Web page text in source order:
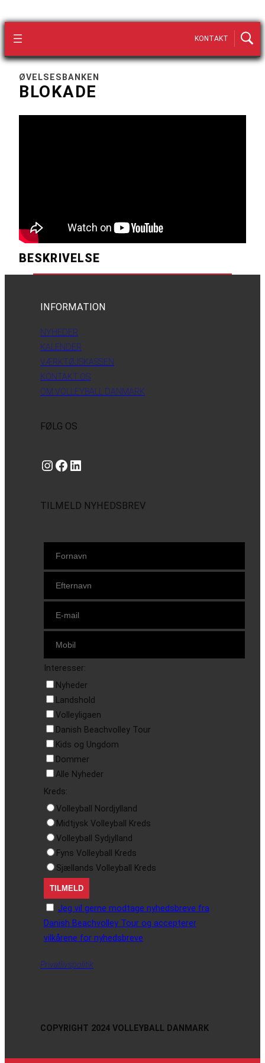
KONTAKT
ØVELSESBANKEN
BLOKADE
BESKRIVELSE
INFORMATION
NYHEDER
KALENDER
VÆRKTØJSKASSEN
KONTAKT OS
OM VOLLEYBALL DANMARK
FØLG OS
Instagram https://www.facebook.com/danishbeachvolleytour LinkedIn
TILMELD NYHEDSBREV
Interesser:
Nyheder
Landshold
Volleyligaen
Danish Beachvolley Tour
Kids og Ungdom
Dommer
Alle Nyheder
Kreds:
Volleyball Nordjylland
Midtjysk Volleyball Kreds
Volleyball Sydjylland
Fyns Volleyball Kreds
Sjællands Volleyball Kreds
Jeg vil gerne modtage nyhedsbreve fra
Danish Beachvolley Tour og accepterer
vilkårene for nyhedsbreve
Privatlivspolitik
COPYRIGHT 2024 VOLLEYBALL DANMARK